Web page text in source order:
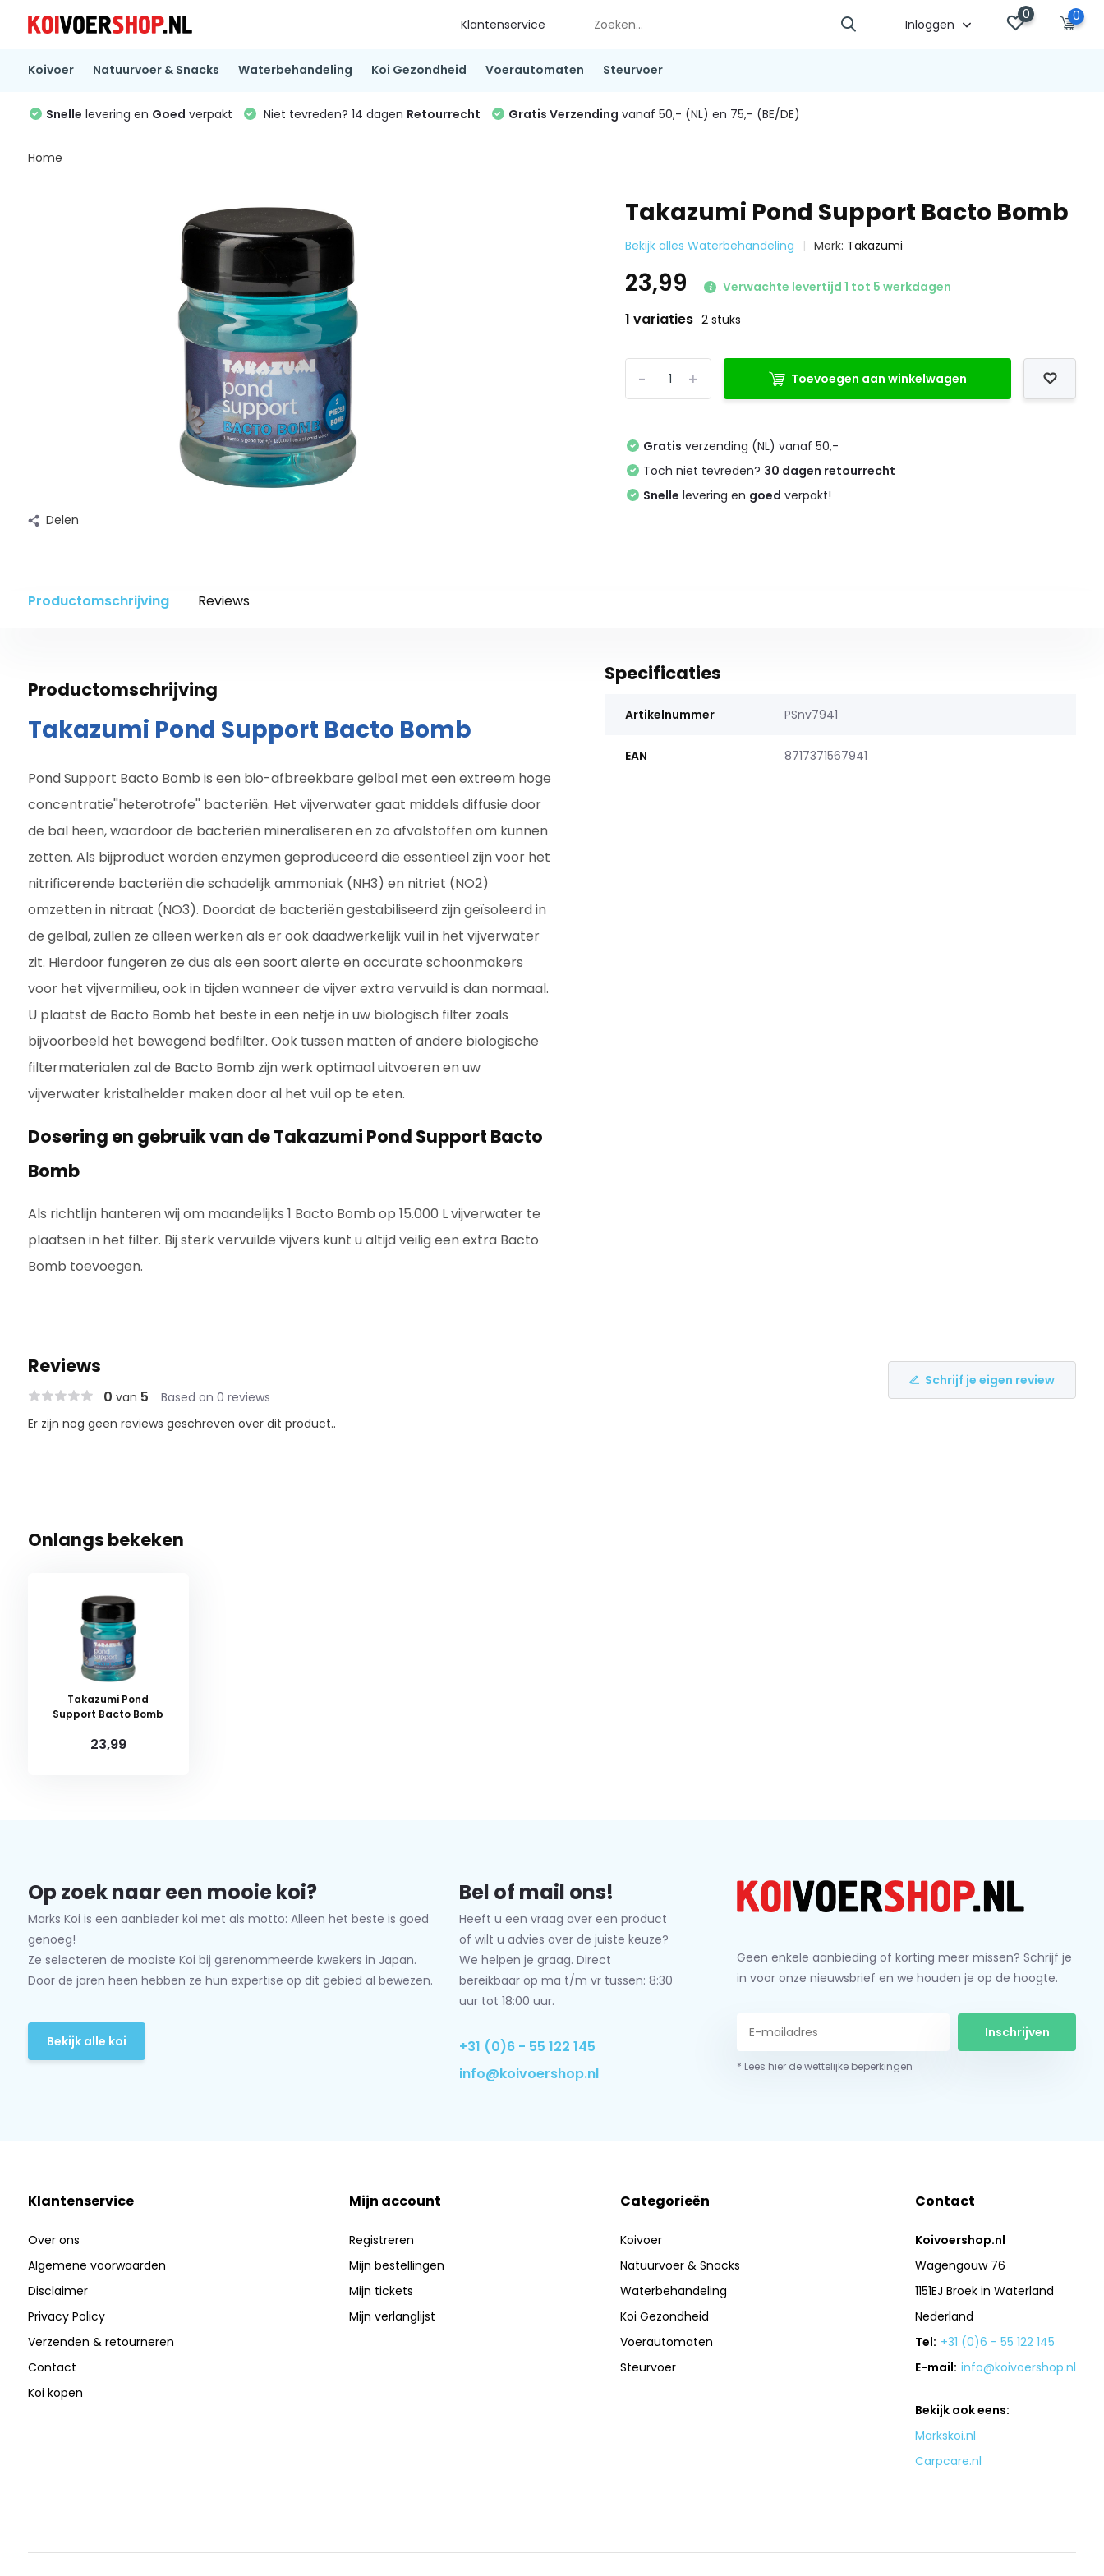
Klantenservice Inloggen
0 0
Koivoer Natuurvoer & Snacks Waterbehandeling Koi Gezondheid Voerautomaten Steurvoer
Snelle levering en Goed verpakt Niet tevreden? 14 dagen Retourrecht Gratis Verzending vanaf 50,- (NL) en 75,- (BE/DE)
Home
Delen
Takazumi Pond Support Bacto Bomb
Bekijk alles Waterbehandeling Merk: Takazumi
23,99 Verwachte levertijd 1 tot 5 werkdagen
1 variaties 2 stuks
+
- Toevoegen aan winkelwagen
Gratis verzending (NL) vanaf 50,-
Toch niet tevreden? 30 dagen retourrecht
Snelle levering en goed verpakt!
Productomschrijving Reviews
Productomschrijving
Takazumi Pond Support Bacto Bomb
Pond Support Bacto Bomb is een bio-afbreekbare gelbal met een extreem hoge
concentratie''heterotrofe'' bacteriën. Het vijverwater gaat middels diffusie door
de bal heen, waardoor de bacteriën mineraliseren en zo afvalstoffen om kunnen
zetten. Als bijproduct worden enzymen geproduceerd die essentieel zijn voor het
nitrificerende bacteriën die schadelijk ammoniak (NH3) en nitriet (NO2)
omzetten in nitraat (NO3). Doordat de bacteriën gestabiliseerd zijn geïsoleerd in
de gelbal, zullen ze alleen werken als er ook daadwerkelijk vuil in het vijverwater
zit. Hierdoor fungeren ze dus als een soort alerte en accurate schoonmakers
voor het vijvermilieu, ook in tijden wanneer de vijver extra vervuild is dan normaal.
U plaatst de Bacto Bomb het beste in een netje in uw biologisch filter zoals
bijvoorbeeld het bewegend bedfilter. Ook tussen matten of andere biologische
filtermaterialen zal de Bacto Bomb zijn werk optimaal uitvoeren en uw
vijverwater kristalhelder maken door al het vuil op te eten.
Dosering en gebruik van de Takazumi Pond Support Bacto
Bomb
Als richtlijn hanteren wij om maandelijks 1 Bacto Bomb op 15.000 L vijverwater te
plaatsen in het filter. Bij sterk vervuilde vijvers kunt u altijd veilig een extra Bacto
Bomb toevoegen.
Specificaties
Artikelnummer PSnv7941
EAN 8717371567941
Reviews
0 van 5 Based on 0 reviews
Schrijf je eigen review
Er zijn nog geen reviews geschreven over dit product..
Onlangs bekeken
Takazumi Pond
Support Bacto Bomb
23,99
Op zoek naar een mooie koi?
Marks Koi is een aanbieder koi met als motto: Alleen het beste is goed
genoeg!
Ze selecteren de mooiste Koi bij gerenommeerde kwekers in Japan.
Door de jaren heen hebben ze hun expertise op dit gebied al bewezen.
Bekijk alle koi
Bel of mail ons!
Heeft u een vraag over een product
of wilt u advies over de juiste keuze?
We helpen je graag. Direct
bereikbaar op ma t/m vr tussen: 8:30
uur tot 18:00 uur.
+31 (0)6 - 55 122 145
info@koivoershop.nl
Geen enkele aanbieding of korting meer missen? Schrijf je
in voor onze nieuwsbrief en we houden je op de hoogte.
Inschrijven
* Lees hier de wettelijke beperkingen
Klantenservice
Over ons
Algemene voorwaarden
Disclaimer
Privacy Policy
Verzenden & retourneren
Contact
Koi kopen
Mijn account
Registreren
Mijn bestellingen
Mijn tickets
Mijn verlanglijst
Categorieën
Koivoer
Natuurvoer & Snacks
Waterbehandeling
Koi Gezondheid
Voerautomaten
Steurvoer
Contact
Koivoershop.nl
Wagengouw 76
1151EJ Broek in Waterland
Nederland
Tel: +31 (0)6 - 55 122 145
E-mail: info@koivoershop.nl
Bekijk ook eens:
Markskoi.nl
Carpcare.nl